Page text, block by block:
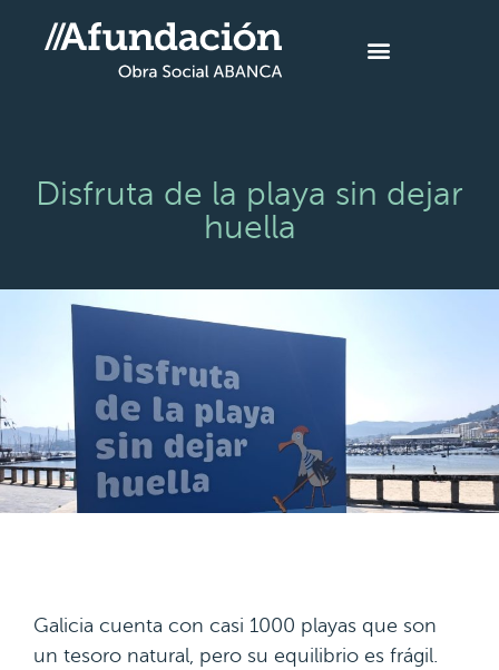
Disfruta de la playa sin dejar
huella
Galicia cuenta con casi 1000 playas que son
un tesoro natural, pero su equilibrio es frágil.